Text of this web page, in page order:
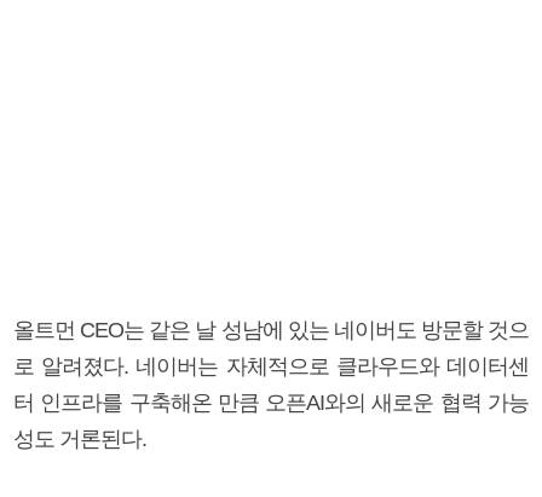
올트먼 CEO는 같은 날 성남에 있는 네이버도 방문할 것으
로 알려졌다. 네이버는 자체적으로 클라우드와 데이터센
터 인프라를 구축해온 만큼 오픈AI와의 새로운 협력 가능
성도 거론된다.